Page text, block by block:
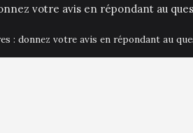
votre avis en répondant au
: donnez votre avis en répondant au